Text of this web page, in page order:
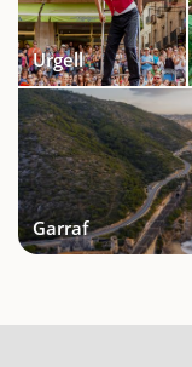
Urgell
Garraf